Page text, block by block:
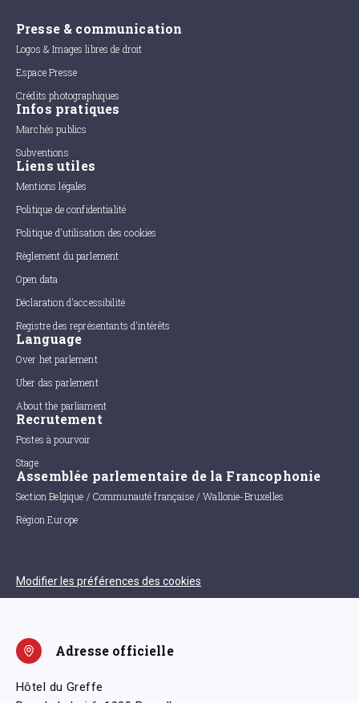
Presse & communication
Logos & Images libres de droit
Espace Presse
Crédits photographiques
Infos pratiques
Marchés publics
Subventions
Liens utiles
Mentions légales
Politique de confidentialité
Politique d'utilisation des cookies
Règlement du parlement
Open data
Déclaration d'accessibilité
Registre des représentants d'intérêts
Language
Over het parlement
Uber das parlement
About the parliament
Recrutement
Postes à pourvoir
Stage
Assemblée parlementaire de la Francophonie
Section Belgique / Communauté française / Wallonie-Bruxelles
Région Europe
Modifier les préférences des cookies
Adresse officielle
Hôtel du Greffe